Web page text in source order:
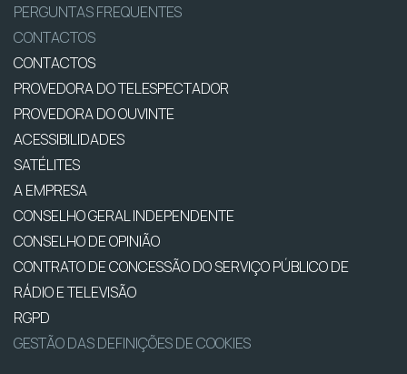
PERGUNTAS FREQUENTES
CONTACTOS
CONTACTOS
PROVEDORA DO TELESPECTADOR
PROVEDORA DO OUVINTE
ACESSIBILIDADES
SATÉLITES
A EMPRESA
CONSELHO GERAL INDEPENDENTE
CONSELHO DE OPINIÃO
CONTRATO DE CONCESSÃO DO SERVIÇO PÚBLICO DE
RÁDIO E TELEVISÃO
RGPD
GESTÃO DAS DEFINIÇÕES DE COOKIES